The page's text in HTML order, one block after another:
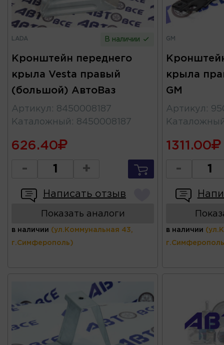
LADA В наличии
Кронштейн переднего
крыла Vesta правый
(большой) АвтоВаз
Артикул : 8450008187
Каталожный : 8450008187
626.40
- +
Написать отзыв
Показать аналоги
в наличии (ул.Коммунальная 43,
г.Симферополь)
GM
крыла
GM
Артикул :
1311.00
-
в наличии